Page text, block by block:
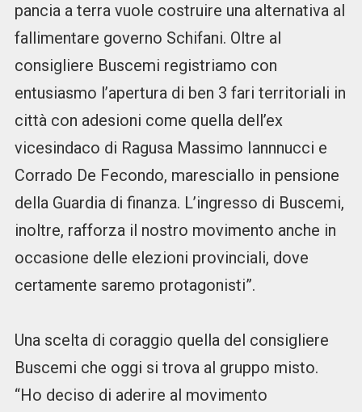
pancia a terra vuole costruire una alternativa al
fallimentare governo Schifani. Oltre al
consigliere Buscemi registriamo con
entusiasmo l’apertura di ben 3 fari territoriali in
città con adesioni come quella dell’ex
vicesindaco di Ragusa Massimo Iannnucci e
Corrado De Fecondo, maresciallo in pensione
della Guardia di finanza. L’ingresso di Buscemi,
inoltre, rafforza il nostro movimento anche in
occasione delle elezioni provinciali, dove
certamente saremo protagonisti”.
Una scelta di coraggio quella del consigliere
Buscemi che oggi si trova al gruppo misto.
“Ho deciso di aderire al movimento